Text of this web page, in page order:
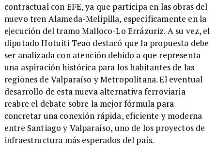
contractual con EFE, ya que participa en las obras del
nuevo tren Alameda-Melipilla, específicamente en la
ejecución del tramo Malloco-Lo Errázuriz. A su vez, el
diputado Hotuiti Teao destacó que la propuesta debe
ser analizada con atención debido a que representa
una aspiración histórica para los habitantes de las
regiones de Valparaíso y Metropolitana. El eventual
desarrollo de esta nueva alternativa ferroviaria
reabre el debate sobre la mejor fórmula para
concretar una conexión rápida, eficiente y moderna
entre Santiago y Valparaíso, uno de los proyectos de
infraestructura más esperados del país.